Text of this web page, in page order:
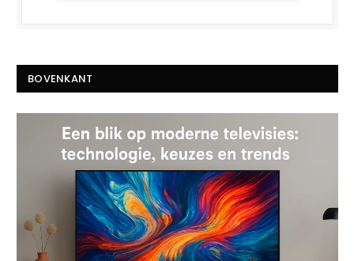
BOVENKANT